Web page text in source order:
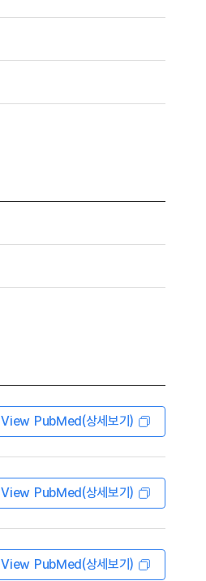
View PubMed(상세보기)
View PubMed(상세보기)
View PubMed(상세보기)